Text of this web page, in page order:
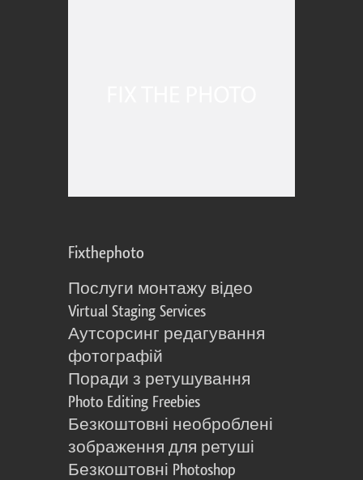
Fixthephoto
Послуги монтажу відео
Virtual Staging Services
Аутсорсинг редагування
фотографій
Поради з ретушування
Photo Editing Freebies
Безкоштовні необроблені
зображення для ретуші
Безкоштовні Photoshop